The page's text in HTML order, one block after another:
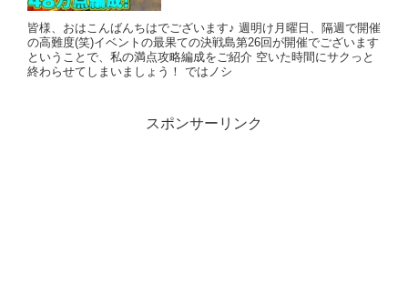
皆様、おはこんばんちはでございます♪ 週明け月曜日、隔週で開催
の高難度(笑)イベントの最果ての決戦島第26回が開催でございます
ということで、私の満点攻略編成をご紹介 空いた時間にサクっと
終わらせてしまいましょう！ ではノシ
スポンサーリンク